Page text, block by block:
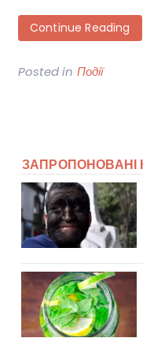
Continue Reading
Posted in Події